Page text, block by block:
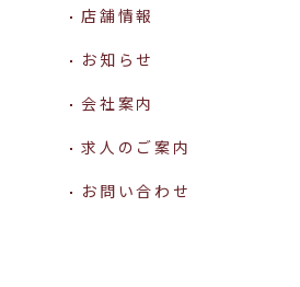
店舗情報
お知らせ
会社案内
求人のご案内
お問い合わせ